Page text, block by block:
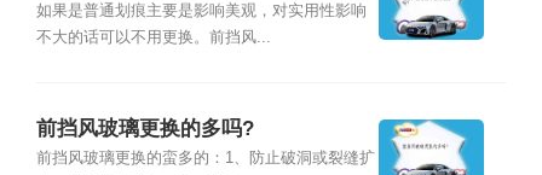
如果是普通划痕主要是影响美观，对实用性影响
不大的话可以不用更换。前挡风...
前挡风玻璃更换的多吗?
前挡风玻璃更换的蛮多的：1、防止破洞或裂缝扩